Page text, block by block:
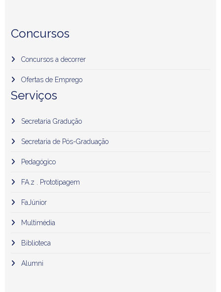
Concursos
Concursos a decorrer
Ofertas de Emprego
Serviços
Secretaria Gradução
Secretaria de Pós-Graduação
Pedagógico
FA.z . Prototipagem
FaJúnior
Multimédia
Biblioteca
Alumni